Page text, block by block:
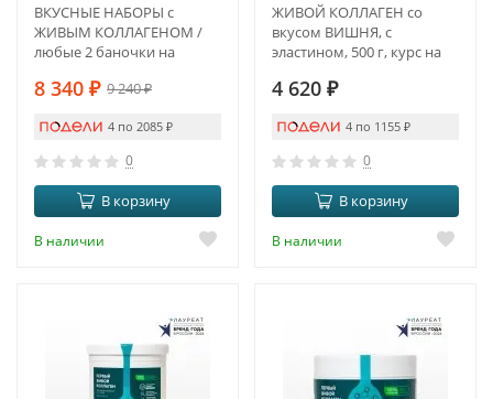
ВКУСНЫЕ НАБОРЫ с
ЖИВЫМ КОЛЛАГЕНОМ /
любые 2 баночки на
желанию
8 340 ₽ 9 240₽
4 по 2085 ₽
0
В корзину
В наличии
ЖИВОЙ КОЛЛАГЕН со
вкусом ВИШНЯ, с
эластином, 500 г, курс на
4 620 ₽
4 по 1155 ₽
0
В корзину
В наличии